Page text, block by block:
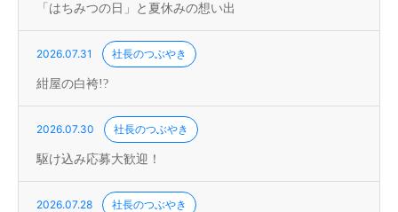
「はちみつの日」と夏休みの想い出
2026.07.31 社長のつぶやき
紺屋の白袴!?
2026.07.30 社長のつぶやき
駆け込み応募大歓迎！
2026.07.28 社長のつぶやき